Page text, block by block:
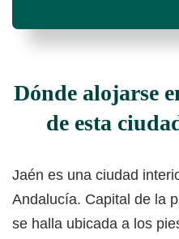
Dónde alojarse
de esta
Jaén es una ciudad
Andalucía. Capital de la
se halla ubicada a los